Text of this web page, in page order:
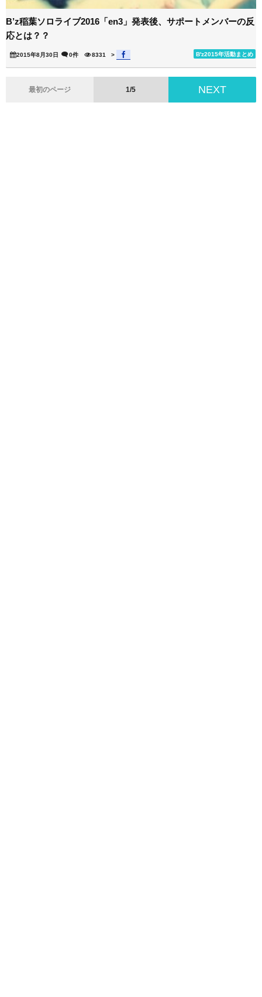
B’z稲葉ソロライブ2016「en3」発表後、サポートメンバーの反
応とは？？
2015年8月30日 B'z2015年活動まとめ
0件 8331 >
最初のページ 1/5 NEXT